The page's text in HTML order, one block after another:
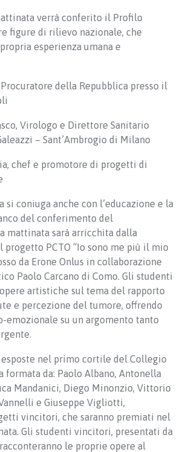
verrà conferito il Profilo
figure di rilievo nazionale, che
esperienza umana e
della Repubblica presso il
Virologo e Direttore Sanitario
– Sant’Ambrogio di Milano
chef e promotore di progetti di
si coniuga anche con l’educazione e la
del conferimento del
mattinata sarà arricchita dalla
progetto PCTO “Io sono me più il mio
da Erone Onlus in collaborazione
Paolo Carcano di Como. Gli studenti
artistiche sul tema del rapporto
e percezione del tumore, offrendo
emozionale su un argomento tanto
esposte nel primo cortile del Collegio
formata da: Paolo Albano, Antonella
Mandanici, Diego Minonzio, Vittorio
e Giuseppe Vigliotti,
vincitori, che saranno premiati nel
Gli studenti vincitori, presentati da
le proprie opere al